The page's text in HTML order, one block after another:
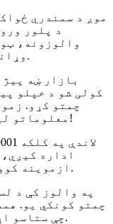
موږ د سمندري
د پلور
والوزونه،
وړاندې کیږي، د ښه کیفیت تضمین شوي دي.
کولی شو د خپلو
چمتو کړو.
معلوماتو لپاره، نن ورځ موږ سره اړیکه ونیسئ!
اداره
ازموینه کوو ترڅو ډاډ ترلاسه کړو چې 100٪ وړ دي.
په والوز کې د
چمتو کونکي یو.
چې ستاسو اړتیاوې څنګه په ښه توګه پوره کیږي.